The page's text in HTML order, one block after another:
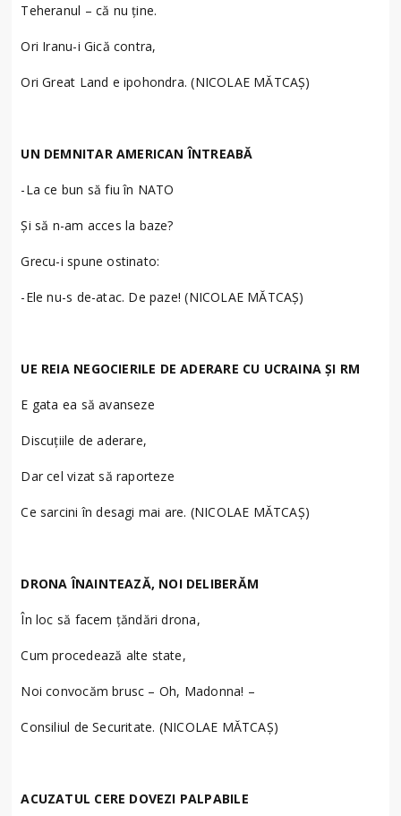
Teheranul – că nu ține.
Ori Iranu-i Gică contra,
Ori Great Land e ipohondra. (NICOLAE MĂTCAȘ)
UN DEMNITAR AMERICAN ÎNTREABĂ
-La ce bun să fiu în NATO
Și să n-am acces la baze?
Grecu-i spune ostinato:
-Ele nu-s de-atac. De paze! (NICOLAE MĂTCAȘ)
UE REIA NEGOCIERILE DE ADERARE CU UCRAINA ȘI RM
E gata ea să avanseze
Discuțiile de aderare,
Dar cel vizat să raporteze
Ce sarcini în desagi mai are. (NICOLAE MĂTCAȘ)
DRONA ÎNAINTEAZĂ, NOI DELIBERĂM
În loc să facem țăndări drona,
Cum procedează alte state,
Noi convocăm brusc – Oh, Madonna! –
Consiliul de Securitate. (NICOLAE MĂTCAȘ)
ACUZATUL CERE DOVEZI PALPABILE